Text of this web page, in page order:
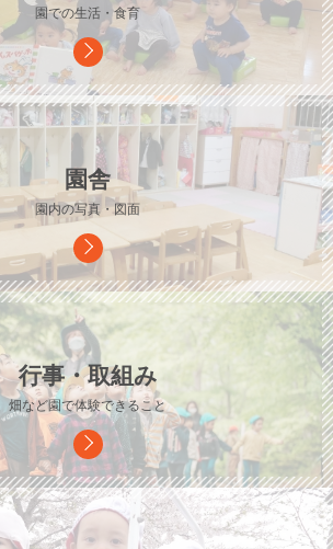
園での生活・食育
園舎
園内の写真・図面
行事・取組み
畑など園で体験できること